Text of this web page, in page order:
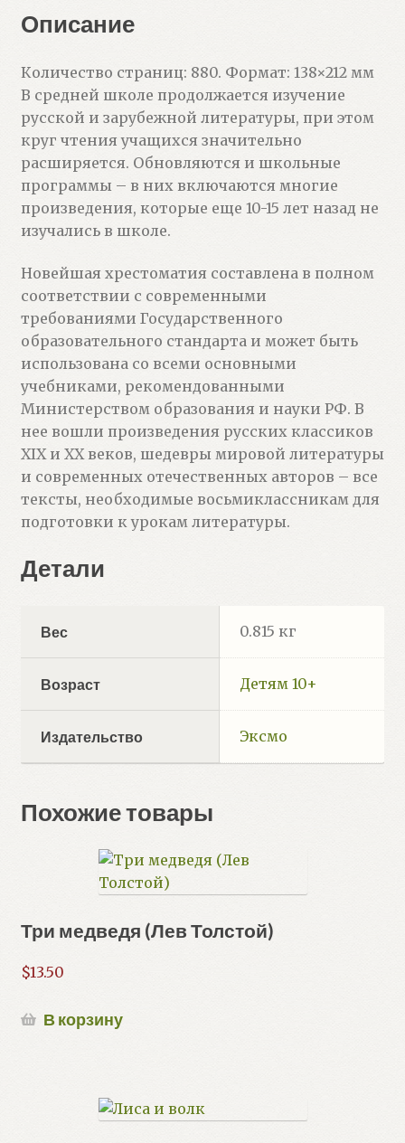
Описание
Количество страниц: 880. Формат: 138×212 мм
В средней школе продолжается изучение
русской и зарубежной литературы, при этом
круг чтения учащихся значительно
расширяется. Обновляются и школьные
программы – в них включаются многие
произведения, которые еще 10-15 лет назад не
изучались в школе.
Новейшая хрестоматия составлена в полном
соответствии с современными
требованиями Государственного
образовательного стандарта и может быть
использована со всеми основными
учебниками, рекомендованными
Министерством образования и науки РФ. В
нее вошли произведения русских классиков
XIX и XX веков, шедевры мировой литературы
и современных отечественных авторов – все
тексты, необходимые восьмиклассникам для
подготовки к урокам литературы.
Детали
Вес 0.815 кг
Возраст Детям 10+
Издательство Эксмо
Похожие товары
Три медведя (Лев Толстой)
$13.50
В корзину